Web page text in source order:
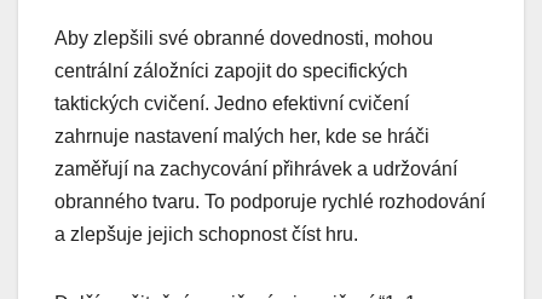
Aby zlepšili své obranné dovednosti, mohou
centrální záložníci zapojit do specifických
taktických cvičení. Jedno efektivní cvičení
zahrnuje nastavení malých her, kde se hráči
zaměřují na zachycování přihrávek a udržování
obranného tvaru. To podporuje rychlé rozhodování
a zlepšuje jejich schopnost číst hru.